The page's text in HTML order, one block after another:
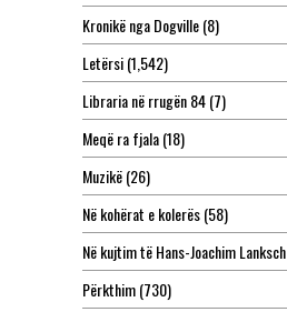
Kronikë nga Dogville(8)
Letërsi(1,542)
Libraria në rrugën 84(7)
Meqë ra fjala(18)
Muzikë(26)
Në kohërat e kolerës(58)
Në kujtim të Hans-Joachim Lanksch
Përkthim(730)